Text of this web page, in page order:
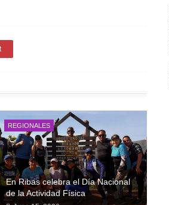
REGIONALES
En Ribas celebra el Día Nacional
de la Actividad Física